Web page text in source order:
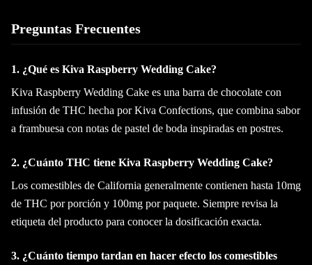
Preguntas Frecuentes
1. ¿Qué es Kiva Raspberry Wedding Cake?
Kiva Raspberry Wedding Cake es una barra de chocolate con
infusión de THC hecha por Kiva Confections, que combina sabor
a frambuesa con notas de pastel de boda inspiradas en postres.
2. ¿Cuánto THC tiene Kiva Raspberry Wedding Cake?
Los comestibles de California generalmente contienen hasta 10mg
de THC por porción y 100mg por paquete. Siempre revisa la
etiqueta del producto para conocer la dosificación exacta.
3. ¿Cuánto tiempo tardan en hacer efecto los comestibles